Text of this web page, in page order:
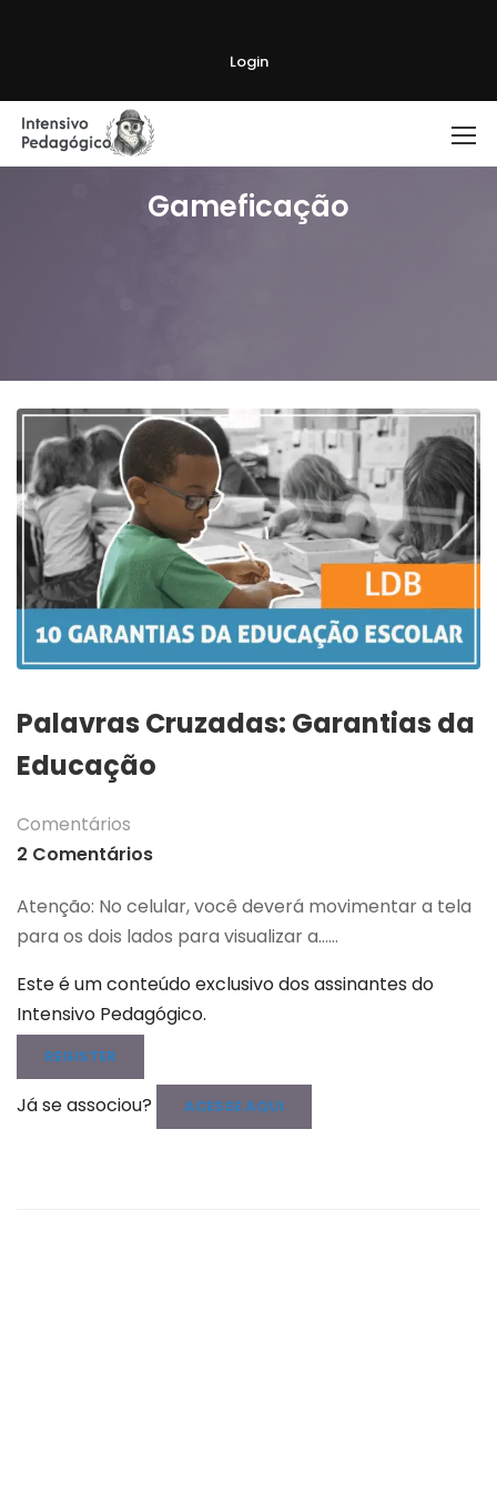
Login
Gameficação
Palavras Cruzadas: Garantias da
Educação
Comentários
2 Comentários
Atenção: No celular, você deverá movimentar a tela
para os dois lados para visualizar a…...
Este é um conteúdo exclusivo dos assinantes do
Intensivo Pedagógico.
REGISTER
Já se associou? ACESSE AQUI